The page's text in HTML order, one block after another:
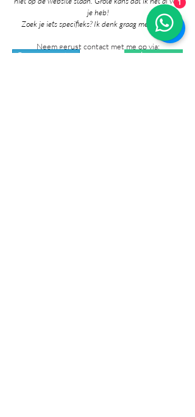
je heb!
Zoek je iets specifieks? Ik denk graag met je mee!
Neem gerust contact met me op via:
Contact pagina whatsapp